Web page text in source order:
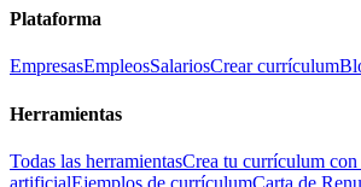
Plataforma
EmpresasEmpleosSalariosCrear currículum
Herramientas
Todas las herramientasCrea tu currículum
artificialEjemplos de currículumCarta de